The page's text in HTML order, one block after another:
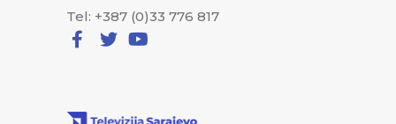
Tel: +387 (0)33 776 817